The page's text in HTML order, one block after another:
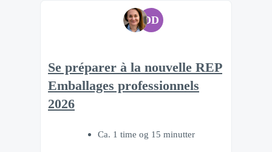
DD
Se préparer à la nouvelle REP
Emballages professionnels
2026
Ca. 1 time og 15 minutter